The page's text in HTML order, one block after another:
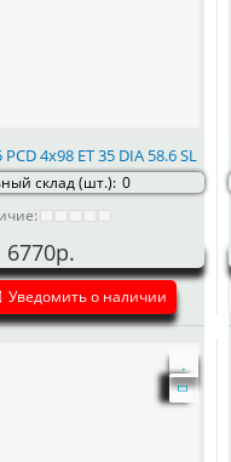
4x98 ET 35 DIA 58.6 SL
склад (шт.): 0
6770р.
Уведомить о наличии